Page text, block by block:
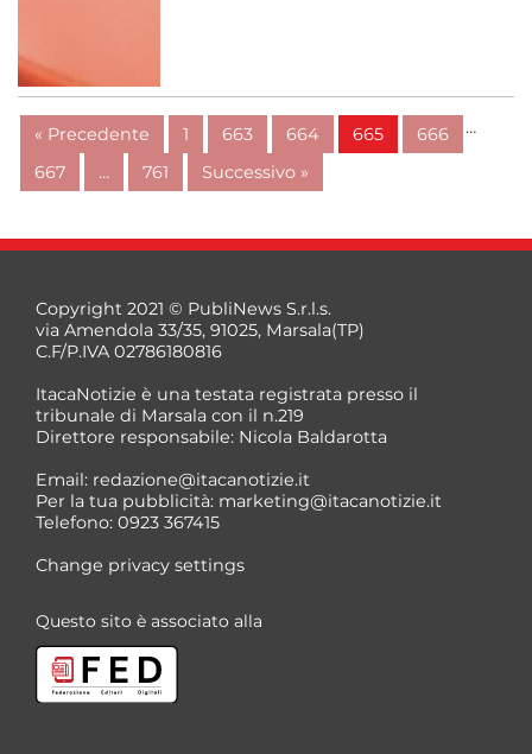
« Precedente 1 …
663 664 665
666
667
… 761 Successivo »
Copyright 2021 © PubliNews S.r.l.s.
via Amendola 33/35, 91025, Marsala(TP)
C.F/P.IVA 02786180816
ItacaNotizie è una testata registrata presso il
tribunale di Marsala con il n.219
Direttore responsabile: Nicola Baldarotta
Email: redazione@itacanotizie.it
Per la tua pubblicità: marketing@itacanotizie.it
Telefono: 0923 367415
Change privacy settings
Questo sito è associato alla